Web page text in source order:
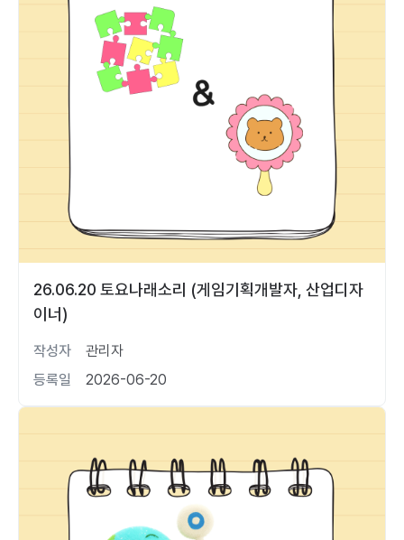
26.06.20 토요나래소리 (게임기획개발자, 산업디자
이너)
작성자
관리자
등록일
2026-06-20